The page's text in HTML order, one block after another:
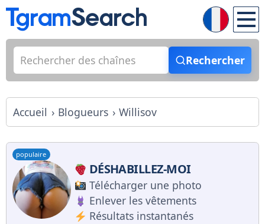
Rechercher
Accueil Blogueurs Willisov
populaire
DÉSHABILLEZ-MOI
Télécharger une photo
Enlever les vêtements
Résultats instantanés